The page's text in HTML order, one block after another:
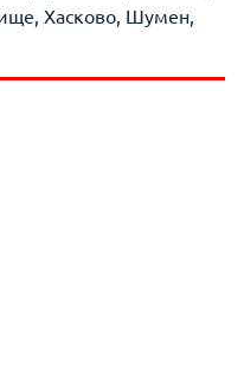
Хасково, Шумен,